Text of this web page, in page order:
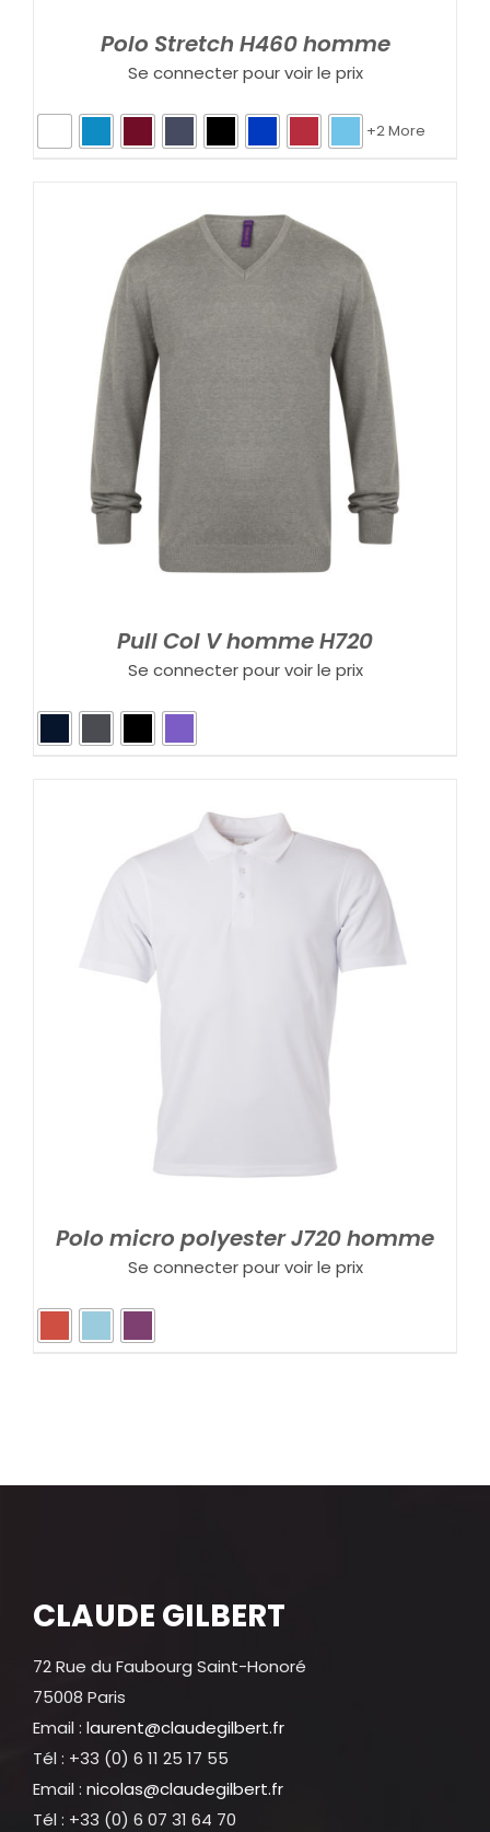
Polo Stretch H460 homme
Se connecter pour voir le prix
+2 More
Pull Col V homme H720
Se connecter pour voir le prix
Polo micro polyester J720 homme
Se connecter pour voir le prix
CLAUDE GILBERT
72 Rue du Faubourg Saint-Honoré
75008 Paris
Email : laurent@claudegilbert.fr
Tél : +33 (0) 6 11 25 17 55
Email : nicolas@claudegilbert.fr
Tél : +33 (0) 6 07 31 64 70